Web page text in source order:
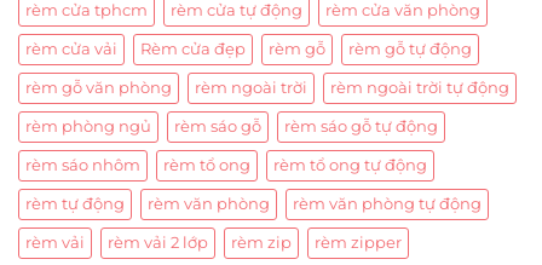
rèm cửa tphcm rèm cửa tự động rèm cửa văn phòng
rèm cửa vải Rèm cửa đẹp rèm gỗ rèm gỗ tự động
rèm gỗ văn phòng rèm ngoài trời rèm ngoài trời tự động
rèm phòng ngủ rèm sáo gỗ rèm sáo gỗ tự động
rèm sáo nhôm rèm tổ ong rèm tổ ong tự động
rèm tự động rèm văn phòng rèm văn phòng tự động
rèm vải rèm vải 2 lớp rèm zip rèm zipper